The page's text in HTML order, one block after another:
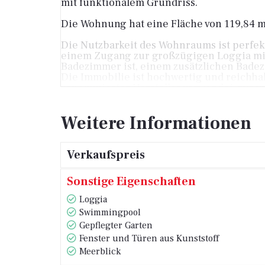
Die Wohnung hat eine Fläche von
Die Nutzbarkeit des Wohnraums ist
einem Zugang zur großzügigen Loggia
Badezimmer ist, einem zusätzlichen
Die Immobilie ist hochwertig und
Weitere Informationen
Verkaufspreis
Sonstige Eigenschaften
Loggia
Swimmingpool
Gepflegter Garten
Fenster und Türen aus Kunststoff
Meerblick